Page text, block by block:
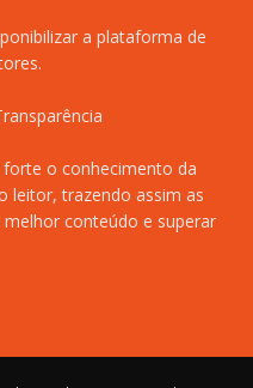
a plataforma de
o conhecimento da
leitor, trazendo assim as
conteúdo e superar